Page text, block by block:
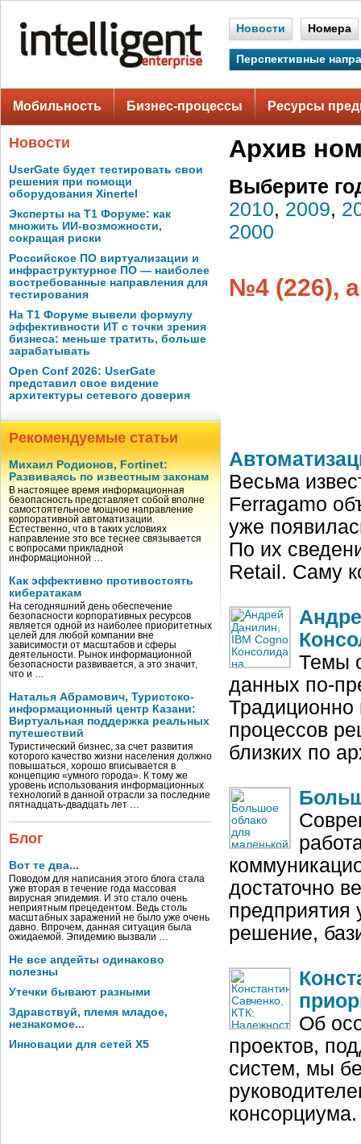
Новости Номера
Перспективные
Мобильность Бизнес-процессы Ресурсы
Новости
UserGate будет тестировать свои
решения при помощи
оборудования Xinertel
Эксперты на Т1 Форуме: как
множить ИИ-возможности,
сокращая риски
Российское ПО виртуализации и
инфраструктурное ПО — наиболее
востребованные направления для
тестирования
На Т1 Форуме вывели формулу
эффективности ИТ с точки зрения
бизнеса: меньше тратить, больше
зарабатывать
Open Conf 2026: UserGate
представил свое видение
архитектуры сетевого доверия
Рекомендуемые статьи
Михаил Родионов, Fortinet:
Развиваясь по известным законам
В настоящее время информационная
безопасность представляет собой вполне
самостоятельное мощное направление
корпоративной автоматизации.
Естественно, что в таких условиях
направление это все теснее связывается
с вопросами прикладной
информационной …
Как эффективно противостоять
кибератакам
На сегодняшний день обеспечение
безопасности корпоративных ресурсов
является одной из наиболее приоритетных
целей для любой компании вне
зависимости от масштабов и сферы
деятельности. Рынок информационной
безопасности развивается, а это значит,
что и …
Наталья Абрамович, Туристско-
информационный центр Казани:
Виртуальная поддержка реальных
путешествий
Туристический бизнес, за счет развития
которого качество жизни населения должно
повышаться, хорошо вписывается в
концепцию «умного города». К тому же
уровень использования информационных
технологий в данной отрасли за последние
пятнадцать-двадцать лет …
Блог
Вот те два...
Поводом для написания этого блога стала
уже вторая в течение года массовая
вирусная эпидемия. И это стало очень
неприятным прецедентом. Ведь столь
масштабных заражений не было уже очень
давно. Впрочем, данная ситуация была
ожидаемой. Эпидемию вызвали …
Не все апдейты одинаково
полезны
Утечки бывают разными
Здравствуй, племя младое,
незнакомое...
Инновации для сетей X5
Архив
Выберите
2010, 2009,
2000
№4 (226),
Весьма
Ferragamo
уже
По их
Retail. Саму
Темы
данных
Традиционно
процессов
близких по
достаточно
предприятия
решение,
Об
проектов,
систем, мы
консорциума.